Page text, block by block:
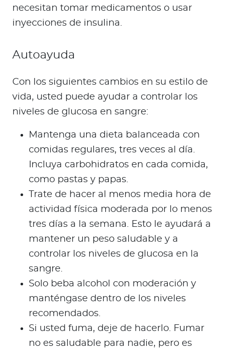
necesitan tomar medicamentos o usar
inyecciones de insulina.
Autoayuda
Con los siguientes cambios en su estilo de
vida, usted puede ayudar a controlar los
niveles de glucosa en sangre:
Mantenga una dieta balanceada con
comidas regulares, tres veces al día.
Incluya carbohidratos en cada comida,
como pastas y papas.
Trate de hacer al menos media hora de
actividad física moderada por lo menos
tres días a la semana. Esto le ayudará a
mantener un peso saludable y a
controlar los niveles de glucosa en la
sangre.
Solo beba alcohol con moderación y
manténgase dentro de los niveles
recomendados.
Si usted fuma, deje de hacerlo. Fumar
no es saludable para nadie, pero es